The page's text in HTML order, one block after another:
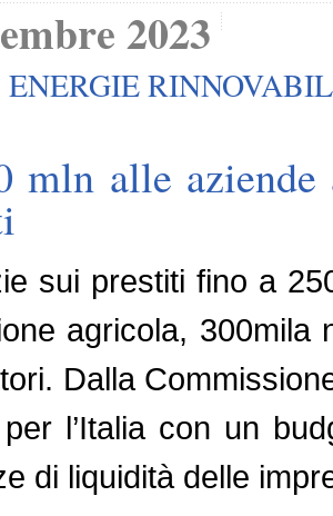
2023
ENERGIE
mln alle
sui prestiti fino a
agricola, 300mila
Dalla
l’Italia con un
di liquidità delle